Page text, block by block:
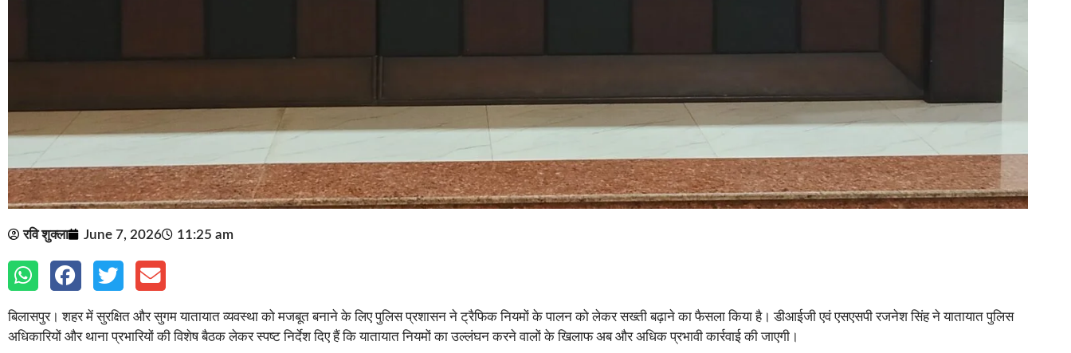
रवि शुक्ला June 7, 2026 11:25 am
बिलासपुर। शहर में सुरक्षित और सुगम यातायात व्यवस्था को मजबूत बनाने के लिए पुलिस प्रशासन ने ट्रैफिक नियमों के पालन को लेकर सख्ती बढ़ाने का फैसला किया है। डीआईजी एवं एसएसपी रजनेश सिंह ने यातायात पुलिस
अधिकारियों और थाना प्रभारियों की विशेष बैठक लेकर स्पष्ट निर्देश दिए हैं कि यातायात नियमों का उल्लंघन करने वालों के खिलाफ अब और अधिक प्रभावी कार्रवाई की जाएगी।